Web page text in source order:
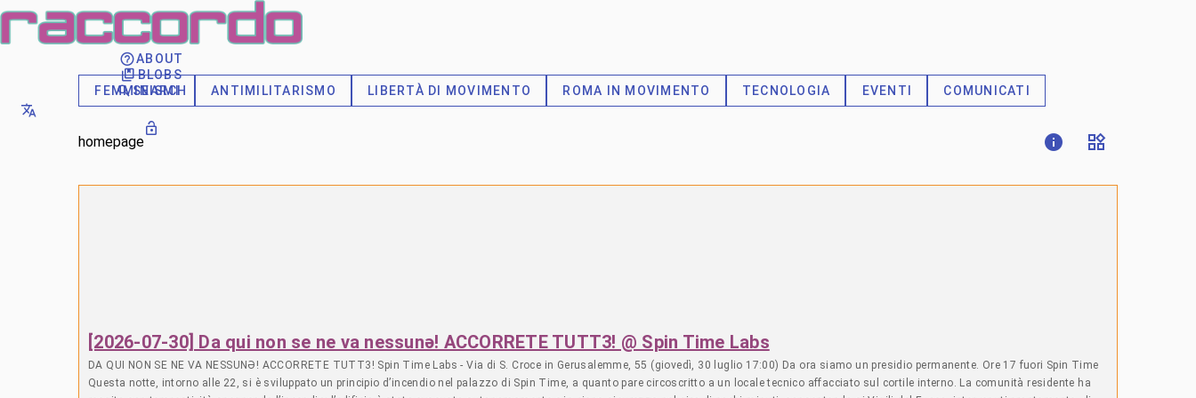
ABOUT
BLOBS
SEARCH
FEMMINISMI ANTIMILITARISMO LIBERTÀ DI MOVIMENTO ROMA IN MOVIMENTO TECNOLOGIA EVENTI COMUNICATI
homepage
[2026-07-30] Da qui non se ne va nessunə! ACCORRETE TUTT3! @ Spin Time Labs
DA QUI NON SE NE VA NESSUNƏ! ACCORRETE TUTT3! Spin Time Labs - Via di S. Croce in Gerusalemme, 55 (giovedì, 30 luglio 17:00) Da ora siamo un presidio permanente. Ore 17 fuori Spin Time
Questa notte, intorno alle 22, si è sviluppato un principio d’incendio nel palazzo di Spin Time, a quanto pare circoscritto a un locale tecnico affacciato sul cortile interno. La comunità residente ha